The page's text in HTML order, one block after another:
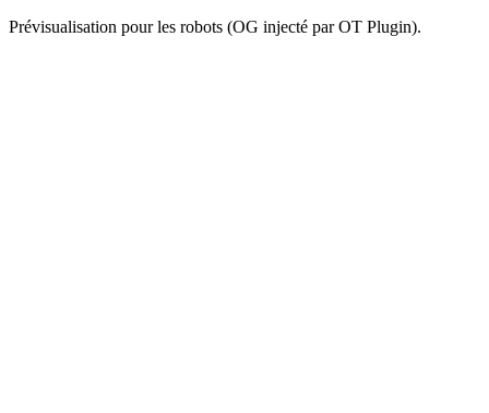
Prévisualisation pour les robots (OG injecté par OT Plugin).